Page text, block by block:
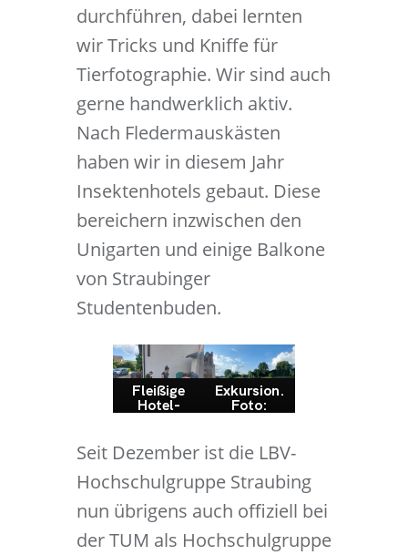
durchführen, dabei lernten
wir Tricks und Kniffe für
Tierfotographie. Wir sind auch
gerne handwerklich aktiv.
Nach Fledermauskästen
haben wir in diesem Jahr
Insektenhotels gebaut. Diese
bereichern inzwischen den
Unigarten und einige Balkone
von Straubinger
Studentenbuden.
Fleißige
Hotel-
-
konstrukte
ure bei der
Arbeit.
Foto:
Miriam
Wolf
Exkursion.
Foto:
Seit Dezember ist die LBV-
Hochschulgruppe Straubing
nun übrigens auch offiziell bei
der TUM als Hochschulgruppe